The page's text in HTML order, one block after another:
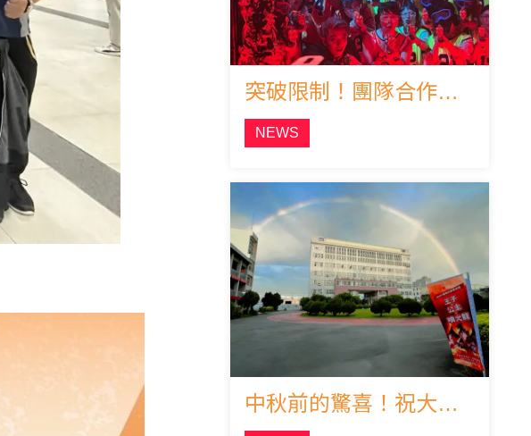
突破限制！團隊合作的創意劇場！
NEWS
中秋前的驚喜！祝大家中秋節快樂！